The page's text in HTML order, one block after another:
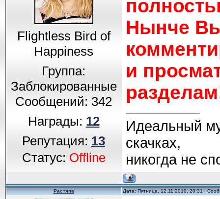
Flightless Bird of
Happiness
Группа:
Заблокированные
Сообщений:342
Награды:12
Репутация:13
Статус:Offline
Нынче
и
Идеальный
скачках,
никогда не
Растяпа Дата: Пятница, 12.11.2010, 20:31 |